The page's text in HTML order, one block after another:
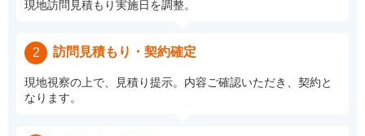
現地訪問見積もり実施日を調整。
2 訪問見積もり・契約確定
現地視察の上で、見積り提示。内容ご確認いただき、契約と
なります。